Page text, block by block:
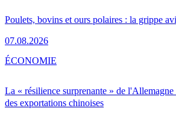
Poulets, bovins et ours polaires : la grippe
07.08.2026
La « résilience surprenante » de l'Allemagne
des exportations chinoises
ÉCONOMIE